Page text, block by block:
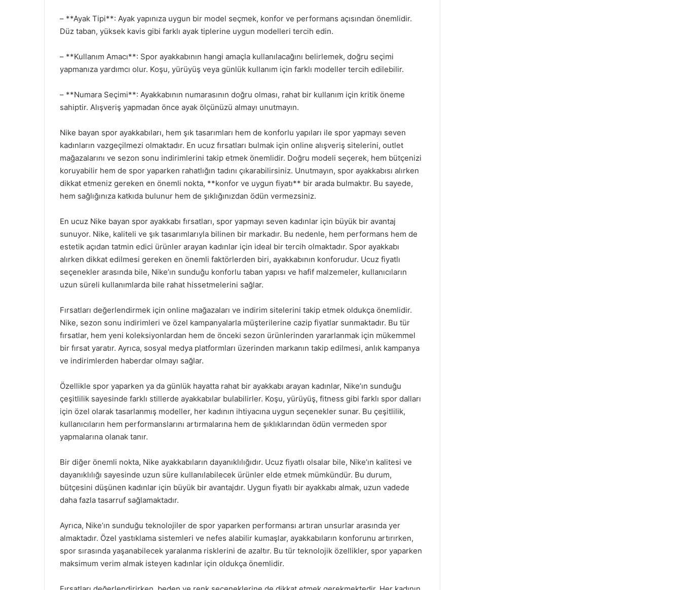
– **Ayak Tipi**: Ayak yapınıza uygun bir model seçmek, konfor ve performans açısından önemlidir.
Düz taban, yüksek kavis gibi farklı ayak tiplerine uygun modelleri tercih edin.
– **Kullanım Amacı**: Spor ayakkabının hangi amaçla kullanılacağını belirlemek, doğru seçimi
yapmanıza yardımcı olur. Koşu, yürüyüş veya günlük kullanım için farklı modeller tercih edilebilir.
– **Numara Seçimi**: Ayakkabının numarasının doğru olması, rahat bir kullanım için kritik öneme
sahiptir. Alışveriş yapmadan önce ayak ölçünüzü almayı unutmayın.
Nike bayan spor ayakkabıları, hem şık tasarımları hem de konforlu yapıları ile spor yapmayı seven
kadınların vazgeçilmezi olmaktadır. En ucuz fırsatları bulmak için online alışveriş sitelerini, outlet
mağazalarını ve sezon sonu indirimlerini takip etmek önemlidir. Doğru modeli seçerek, hem bütçenizi
koruyabilir hem de spor yaparken rahatlığın tadını çıkarabilirsiniz. Unutmayın, spor ayakkabısı alırken
dikkat etmeniz gereken en önemli nokta, **konfor ve uygun fiyatı** bir arada bulmaktır. Bu sayede,
hem sağlığınıza katkıda bulunur hem de şıklığınızdan ödün vermezsiniz.
En ucuz Nike bayan spor ayakkabı fırsatları, spor yapmayı seven kadınlar için büyük bir avantaj
sunuyor. Nike, kaliteli ve şık tasarımlarıyla bilinen bir markadır. Bu nedenle, hem performans hem de
estetik açıdan tatmin edici ürünler arayan kadınlar için ideal bir tercih olmaktadır. Spor ayakkabı
alırken dikkat edilmesi gereken en önemli faktörlerden biri, ayakkabının konforudur. Ucuz fiyatlı
seçenekler arasında bile, Nike’ın sunduğu konforlu taban yapısı ve hafif malzemeler, kullanıcıların
uzun süreli kullanımlarda bile rahat hissetmelerini sağlar.
Fırsatları değerlendirmek için online mağazaları ve indirim sitelerini takip etmek oldukça önemlidir.
Nike, sezon sonu indirimleri ve özel kampanyalarla müşterilerine cazip fiyatlar sunmaktadır. Bu tür
fırsatlar, hem yeni koleksiyonlardan hem de önceki sezon ürünlerinden yararlanmak için mükemmel
bir fırsat yaratır. Ayrıca, sosyal medya platformları üzerinden markanın takip edilmesi, anlık kampanya
ve indirimlerden haberdar olmayı sağlar.
Özellikle spor yaparken ya da günlük hayatta rahat bir ayakkabı arayan kadınlar, Nike’ın sunduğu
çeşitlilik sayesinde farklı stillerde ayakkabılar bulabilirler. Koşu, yürüyüş, fitness gibi farklı spor dalları
için özel olarak tasarlanmış modeller, her kadının ihtiyacına uygun seçenekler sunar. Bu çeşitlilik,
kullanıcıların hem performanslarını artırmalarına hem de şıklıklarından ödün vermeden spor
yapmalarına olanak tanır.
Bir diğer önemli nokta, Nike ayakkabıların dayanıklılığıdır. Ucuz fiyatlı olsalar bile, Nike’ın kalitesi ve
dayanıklılığı sayesinde uzun süre kullanılabilecek ürünler elde etmek mümkündür. Bu durum,
bütçesini düşünen kadınlar için büyük bir avantajdır. Uygun fiyatlı bir ayakkabı almak, uzun vadede
daha fazla tasarruf sağlamaktadır.
Ayrıca, Nike’ın sunduğu teknolojiler de spor yaparken performansı artıran unsurlar arasında yer
almaktadır. Özel yastıklama sistemleri ve nefes alabilir kumaşlar, ayakkabıların konforunu artırırken,
spor sırasında yaşanabilecek yaralanma risklerini de azaltır. Bu tür teknolojik özellikler, spor yaparken
maksimum verim almak isteyen kadınlar için oldukça önemlidir.